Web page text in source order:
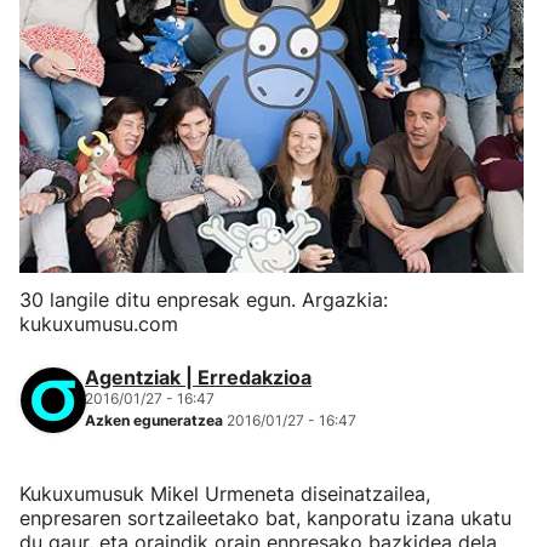
30 langile ditu enpresak egun. Argazkia:
kukuxumusu.com
Agentziak | Erredakzioa
2016/01/27 - 16:47
Azken eguneratzea 2016/01/27 - 16:47
Kukuxumusuk Mikel Urmeneta diseinatzailea,
enpresaren sortzaileetako bat, kanporatu izana ukatu
du gaur, eta oraindik orain enpresako bazkidea dela